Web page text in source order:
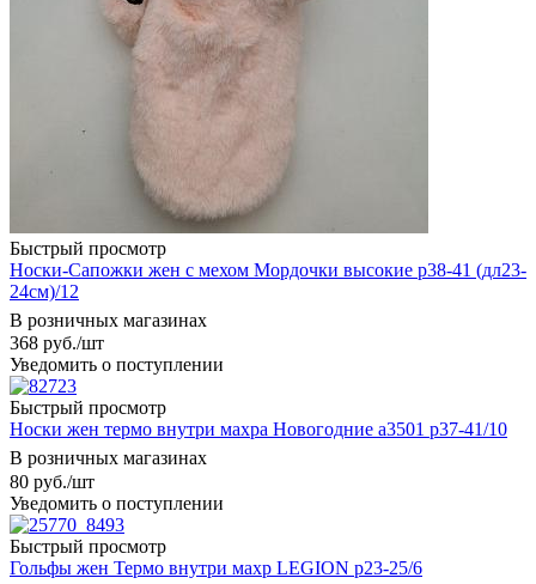
Быстрый просмотр
Носки-Сапожки жен с мехом Мордочки высокие р38-41 (дл23-
24см)/12
В розничных магазинах
368 руб./шт
Уведомить о поступлении
Быстрый просмотр
Носки жен термо внутри махра Новогодние а3501 р37-41/10
В розничных магазинах
80 руб./шт
Уведомить о поступлении
Быстрый просмотр
Гольфы жен Термо внутри махр LEGION р23-25/6